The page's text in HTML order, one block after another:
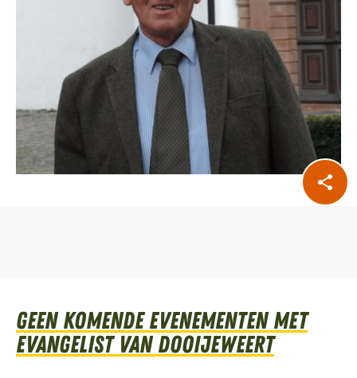
Geen komende evenementen met
Evangelist Van Dooijeweert